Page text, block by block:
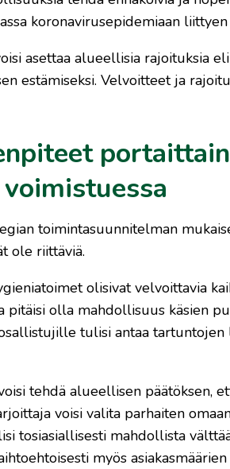
koronavirusepidemiaan liittyen
asettaa alueellisia rajoituksia
estämiseksi. Velvoitteet ja
toimintasuunnitelman
ole riittäviä.
olisivat velvoittavia
olla mahdollisuus käsien
tulisi antaa tartuntojen
tehdä alueellisen päätöksen,
voisi valita parhaiten
tosiasiallisesti mahdollista
myös